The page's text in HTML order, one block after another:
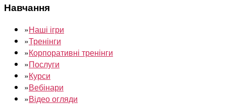
Навчання
»Наші ігри
»Тренінги
»Корпоративні тренінги
»Послуги
»Курси
»Вебінари
»Відео огляди